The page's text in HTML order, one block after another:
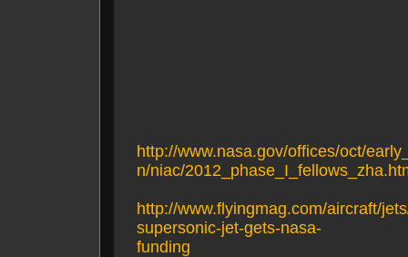
http://www.nasa.gov/offices/oct/
n/niac/
http://www.flyingmag.com/aircraft/
supersonic-jet-gets-nasa-
funding